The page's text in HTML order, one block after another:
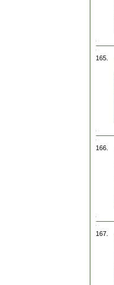
165.
166.
167.